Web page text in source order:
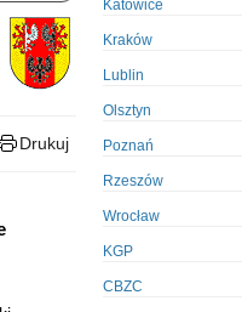
Drukuj
Katowice
Kraków
Lublin
Olsztyn
Poznań
Rzeszów
Wrocław
KGP
CBZC